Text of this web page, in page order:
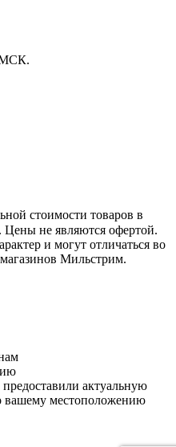
МСК.
стоимости товаров в
не являются офертой.
и могут отличаться во
Мильстрим.
актуальную
вашему местоположению